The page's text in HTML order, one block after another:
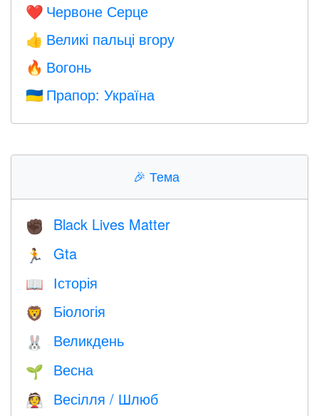
❤️ Червоне Серце
👍 Великі пальці вгору
🔥 Вогонь
🇺🇦 Прапор: Україна
🎉 Тема
✊🏿 Black Lives Matter
🏃 Gta
📖 Історія
🦁 Біологія
🐰 Великдень
🌱 Весна
👰 Весілля / Шлюб